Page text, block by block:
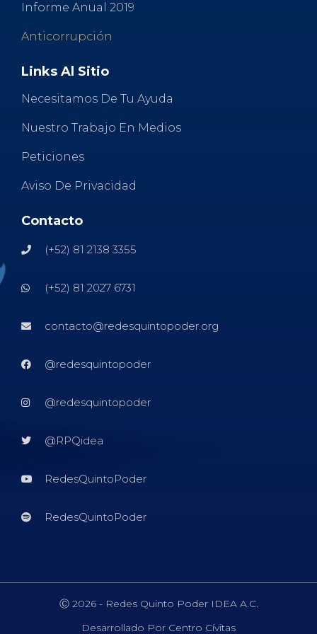
Informe Anual 2019
Anticorrupción
Links Al Sitio
Necesitamos De Tu Ayuda
Nuestro Trabajo En Medios
Peticiones
Aviso De Privacidad
Contacto
(+52) 81 2138 3355
(+52) 81 2027 6731
contacto@redesquintopoder.org
@redesquintopoder
@redesquintopoder
@RPQidea
RedesQuintoPoder
RedesQuintoPoder
Ⓒ 2026 - Redes Quinto Poder IDEA A.C.
Desarrollado Por Centro Cívitas